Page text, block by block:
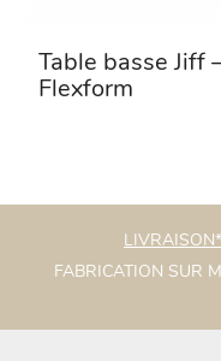
Table basse Jiff
Flexform
LIVRAISON*
FABRICATION SUR